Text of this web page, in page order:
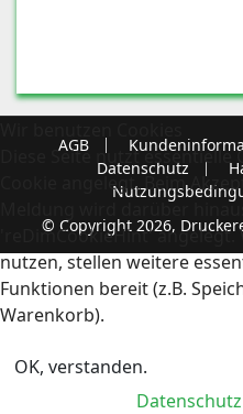
AGB
Datenschutz
© Copyright 2026,
Diese Seite nutzt essentielle
Cookie angelegt. Beim
Meldung wird darüber
'reDimCookieHint'
nutzen, stellen weitere
Funktionen bereit (z.B.
Warenkorb).
OK, verstanden.
Datenschutz